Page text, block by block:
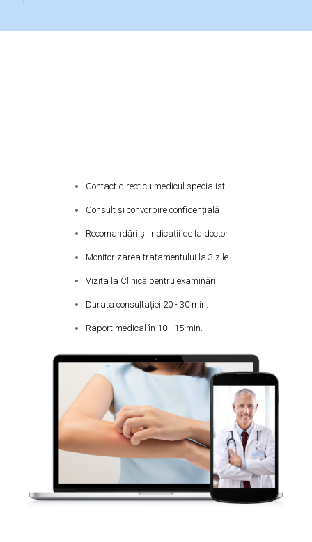
Contact direct cu medicul specialist
Consult și convorbire confidențială
Recomandări și indicații de la doctor
Monitorizarea tratamentului la 3 zile
Vizita la Clinică pentru examinări
Durata consultației 20 - 30 min.
Raport medical în 10 - 15 min.